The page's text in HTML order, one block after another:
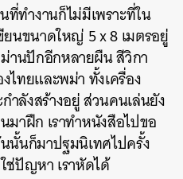
ทำงานก็ไม่มีเพราะที่ใน
ยนขนาดใหญ่ 5 x 8 เมตรอยู่
านปักอีกหลายผืน สีวิกา
ไทยและพม่า ทั้งเครื่อง
ำลังสร้างอยู่ ส่วนคนเล่นยัง
มาฝึก เราทำหนังสือไปขอ
นั้นก็มาปฐมนิเทศไปครั้ง
ช่ปัญหา เราหัดได้